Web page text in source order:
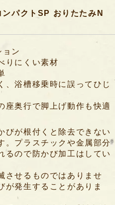
掛
便
座
特
尿
入
浴
助
用
具
パクトSP おりたたみN
ン
りにくい素材
、浴槽移乗時に誤ってひじ
座奥行で脚上げ動作も快適
が根付くと除去できない
。プラスチックや金属部分
るので防かび加工はしてい
させるものではありませ
が発生することがありま